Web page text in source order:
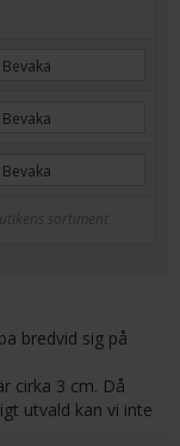
Bevaka
Bevaka
Bevaka
sortiment
bredvid sig på
cirka 3 cm. Då
utvald kan vi inte